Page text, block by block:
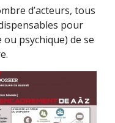
d’acteurs, tous
pour
psychique) de se